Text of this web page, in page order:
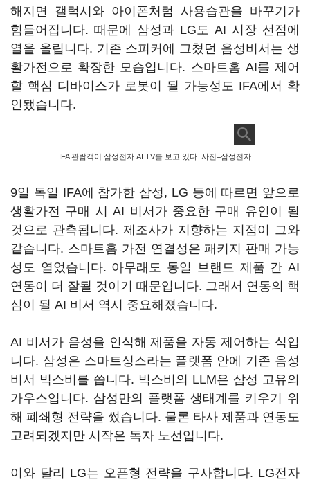
해지면 갤럭시와 아이폰처럼 사용습관을 바꾸기가
힘들어집니다. 때문에 삼성과 LG도 AI 시장 선점에
열을 올립니다. 기존 스피커에 그쳤던 음성비서는 생
활가전으로 확장한 모습입니다. 스마트홈 AI를 제어
할 핵심 디바이스가 로봇이 될 가능성도 IFA에서 확
인됐습니다.
IFA 관람객이 삼성전자 AI TV를 보고 있다. 사진=삼성전자
9일 독일 IFA에 참가한 삼성, LG 등에 따르면 앞으로
생활가전 구매 시 AI 비서가 중요한 구매 유인이 될
것으로 관측됩니다. 제조사가 지향하는 지점이 그와
같습니다. 스마트홈 가전 연결성은 패키지 판매 가능
성도 열었습니다. 아무래도 동일 브랜드 제품 간 AI
연동이 더 잘될 것이기 때문입니다. 그래서 연동의 핵
심이 될 AI 비서 역시 중요해졌습니다.
AI 비서가 음성을 인식해 제품을 자동 제어하는 식입
니다. 삼성은 스마트싱스라는 플랫폼 안에 기존 음성
비서 빅스비를 씁니다. 빅스비의 LLM은 삼성 고유의
가우스입니다. 삼성만의 플랫폼 생태계를 키우기 위
해 폐쇄형 전략을 썼습니다. 물론 타사 제품과 연동도
고려되겠지만 시작은 독자 노선입니다.
이와 달리 LG는 오픈형 전략을 구사합니다. LG전자